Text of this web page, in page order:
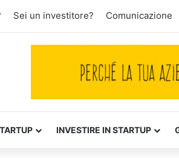
Sei un investitore? Comunicazione
INVESTIRE IN STARTUP